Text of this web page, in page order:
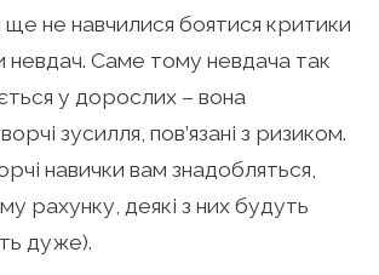
не навчилися боятися критики
невдач. Саме тому невдача так
у дорослих – вона
зусилля, пов’язані з ризиком.
навички вам знадобляться,
рахунку, деякі з них будуть
дуже).